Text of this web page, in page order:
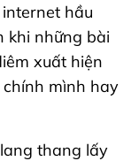
hầu
khi những bài
xuất hiện
mình hay
thang lấy